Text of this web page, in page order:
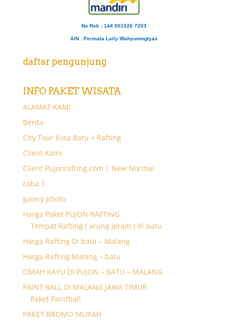
No Rek : 144 001526 7203
A/N : Permata Laily Wahyuningtyas
daftar pengunjung
INFO PAKET WISATA
ALAMAT KAMI
Berita
City Tour Kota Batu + Rafting
Client Kami
Client Pujonrafting.com | New Normal
coba 1
galery photo
Harga Paket PUJON RAFTING
Tempat Rafting ( arung jeram ) di batu
Harga Rafting Di batu – Malang
Harga Rafting Malang – batu
OMAH KAYU DI PUJON – BATU – MALANG
PAINT BALL DI MALANG JAWA TIMUR
Paket Paintball
PAKET BROMO MURAH